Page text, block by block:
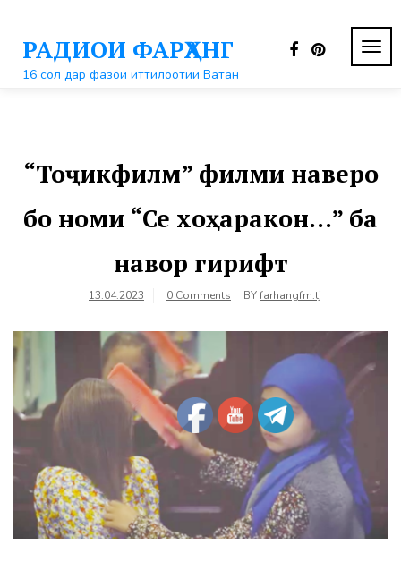
контентуРАДИОИ ФАРҲАНГ
16 сол дар фазои иттилоотии Ватан
“Тоҷикфилм” филми наверо
бо номи “Се хоҳаракон…” ба
навор гирифт
13.04.2023 0 Comments BYfarhangfm.tj